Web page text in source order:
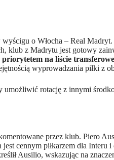
o Włocha – Real
klub z Madrytu jest gotowy
priorytetem na liście
wyprowadzania piłki z
umożliwić rotację z innymi
przez klub. Piero
cennym piłkarzem dla Interu
Ausilio, wskazując na